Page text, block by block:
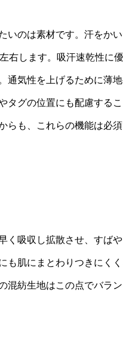
いのは素材です。汗をか
右します。吸汗速乾性に
通気性を上げるために薄
タグの位置にも配慮する
らも、これらの機能は必須
く吸収し拡散させ、すば
も肌にまとわりつきにく
混紡生地はこの点でバラ